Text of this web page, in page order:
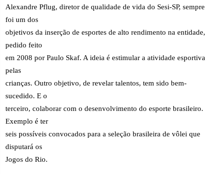
Alexandre Pflug, diretor de qualidade de vida do Sesi-SP, sempre
foi um dos
objetivos da inserção de esportes de alto rendimento na entidade,
pedido feito
em 2008 por Paulo Skaf. A ideia é estimular a atividade esportiva
pelas
crianças. Outro objetivo, de revelar talentos, tem sido bem-
sucedido. E o
terceiro, colaborar com o desenvolvimento do esporte brasileiro.
Exemplo é ter
seis possíveis convocados para a seleção brasileira de vôlei que
disputará os
Jogos do Rio.